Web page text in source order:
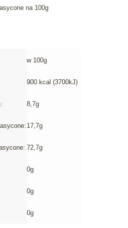
na 100g
w 100g
900 kcal (3700kJ)
8,7g
17,7g
72,7g
0g
0g
0g